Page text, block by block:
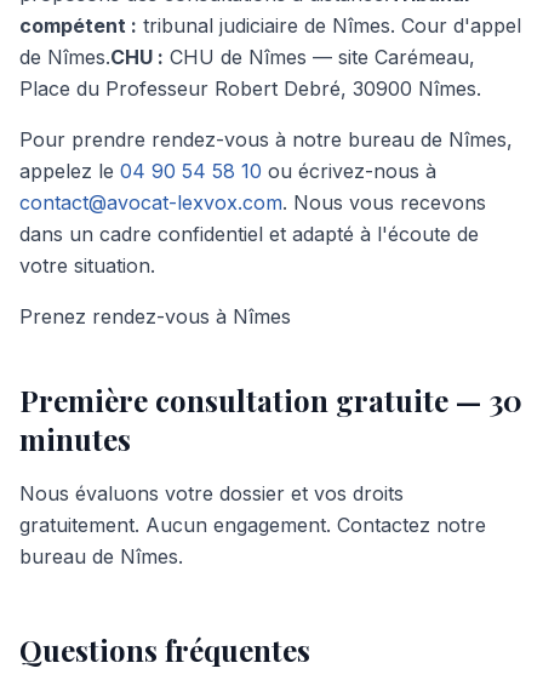
compétent : tribunal judiciaire de Nîmes. Cour d'appel
de Nîmes.CHU : CHU de Nîmes — site Carémeau,
Place du Professeur Robert Debré, 30900 Nîmes.
Pour prendre rendez-vous à notre bureau de Nîmes,
appelez le 04 90 54 58 10 ou écrivez-nous à
contact@avocat-lexvox.com. Nous vous recevons
dans un cadre confidentiel et adapté à l'écoute de
votre situation.
Prenez rendez-vous à Nîmes
Première consultation gratuite — 30
minutes
Nous évaluons votre dossier et vos droits
gratuitement. Aucun engagement. Contactez notre
bureau de Nîmes.
Questions fréquentes